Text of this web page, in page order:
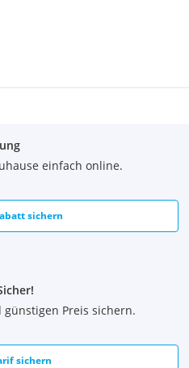
einfach online.
sichern
Preis sichern.
sichern